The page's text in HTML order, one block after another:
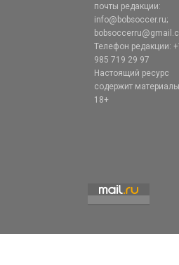
почты редакции:
info@bobsoccer.ru;
Телефон редакции:
985 719 29 97
Настоящий ресурс
содержит
18+